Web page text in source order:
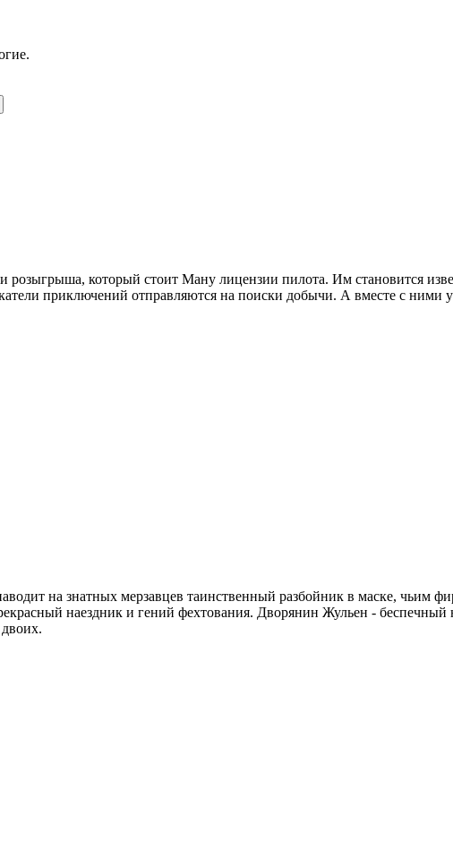
розыгрыша, который стоит Ману лицензии пилота. Им становится
приключений отправляются на поиски добычи. А вместе с ними
на знатных мерзавцев таинственный разбойник в маске, чьим
наездник и гений фехтования. Дворянин Жульен -